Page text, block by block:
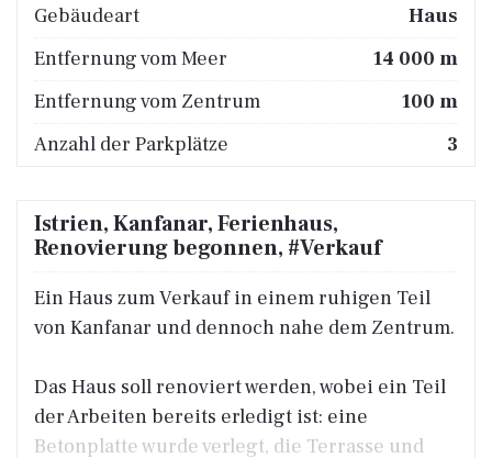
Gebäudeart
Haus
Entfernung vom Meer
14 000 m
Entfernung vom Zentrum
100 m
Anzahl der Parkplätze
3
Istrien, Kanfanar, Ferienhaus,
Renovierung begonnen, #Verkauf
Ein Haus zum Verkauf in einem ruhigen Teil
von Kanfanar und dennoch nahe dem Zentrum.
Das Haus soll renoviert werden, wobei ein Teil
der Arbeiten bereits erledigt ist: eine
Betonplatte wurde verlegt, die Terrasse und